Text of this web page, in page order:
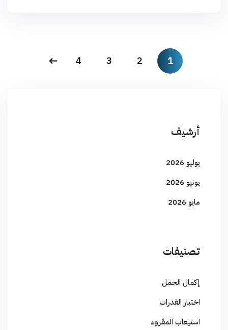
1
2
3
4
أرشيف
يوليو 2026
يونيو 2026
مايو 2026
تصنيفات
إكمال الجمل
اختبار القدرات
استيعاب المقروء